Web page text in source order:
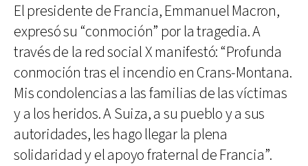
El presidente de Francia, Emmanuel Macron,
expresó su “conmoción” por la tragedia. A
través de la red social X manifestó: “Profunda
conmoción tras el incendio en Crans-Montana.
Mis condolencias a las familias de las víctimas
y a los heridos. A Suiza, a su pueblo y a sus
autoridades, les hago llegar la plena
solidaridad y el apoyo fraternal de Francia”.